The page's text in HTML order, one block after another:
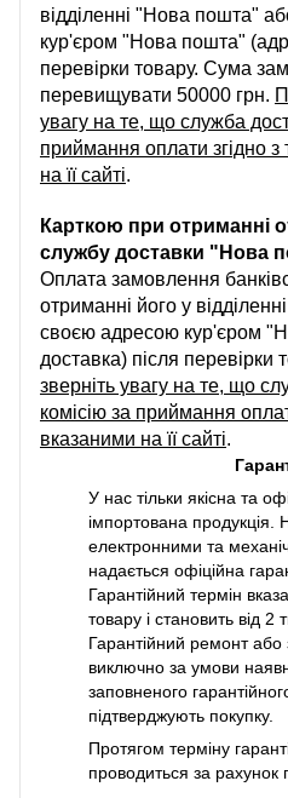
відділенні "Нова пошта"
кур'єром "Нова пошта"
перевірки товару. Сума
перевищувати 50000 грн.
увагу на те, що служба
приймання оплати згідно
на її сайті.
Карткою при отриманні
службу доставки "Нова
Оплата замовлення
отриманні його у
своєю адресою кур'єром
доставка) після перевірки
зверніть увагу на те, що
комісію за приймання
вказаними на її сайті.
У нас тільки якісна та
імпортована продукція.
електронними та
надається офіційна
Гарантійний термін
товару і становить від 2
Гарантійний ремонт або
виключно за умови
заповненого
підтверджують покупку.
Протягом терміну
проводиться за рахунок